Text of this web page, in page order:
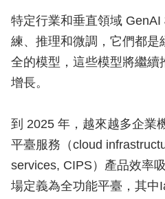
特定行業和垂直領域 GenAI
練、推理和微調，它們都是
全的模型，這些模型將繼續
增長。
到 2025 年，越來越多企業
平臺服務（cloud
services, CIPS）產品效率
場定義為全功能平臺，其中